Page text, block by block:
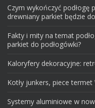
Czym wykończyć podłogę
drewniany parkiet będzie
Fakty i mity na temat
parkiet do podłogówki?
Kaloryfery dekoracyjne:
Kotły junkers, piece termet
Systemy aluminiowe w